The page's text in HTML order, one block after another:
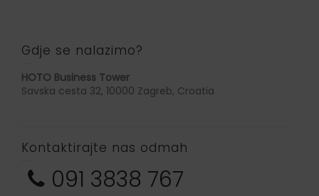
Gdje se nalazimo?
HOTO Business Tower
Savska cesta 32, 10000 Zagreb, Croatia
Kontaktirajte nas odmah
091 3838 767